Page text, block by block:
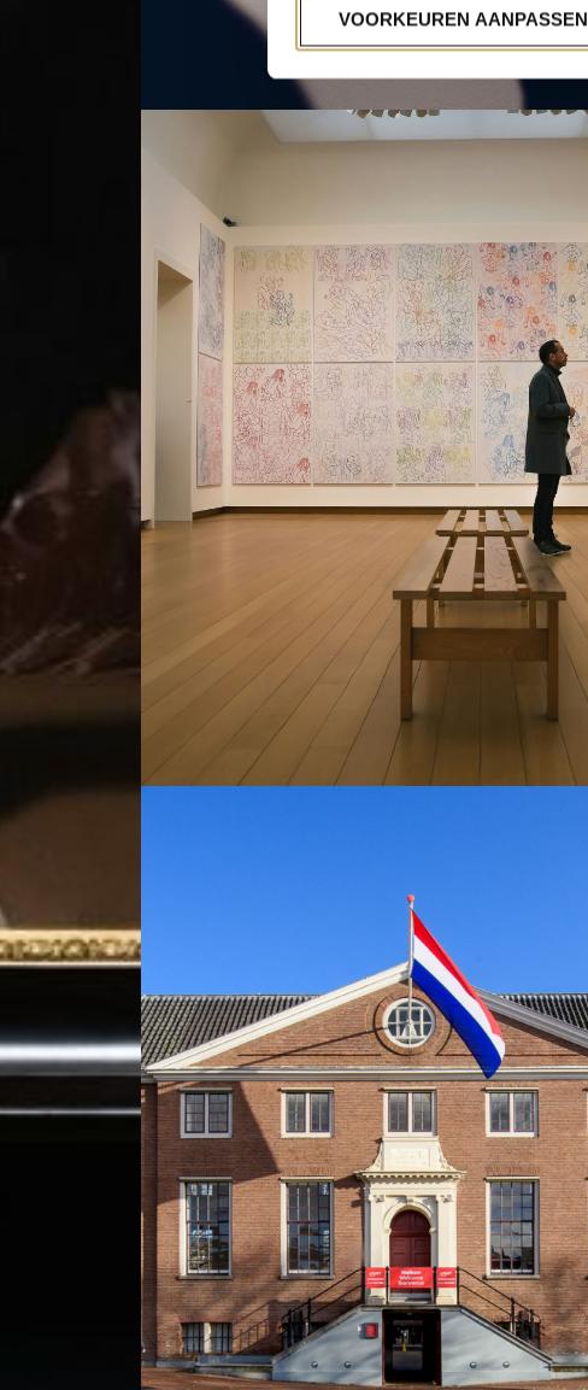
VOORKEUREN AANPASSEN